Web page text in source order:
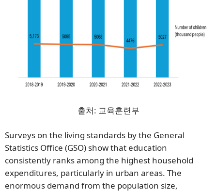
출처: 교육훈련부
Surveys on the living standards by the General
Statistics Office (GSO) show that education
consistently ranks among the highest household
expenditures, particularly in urban areas. The
enormous demand from the population size,